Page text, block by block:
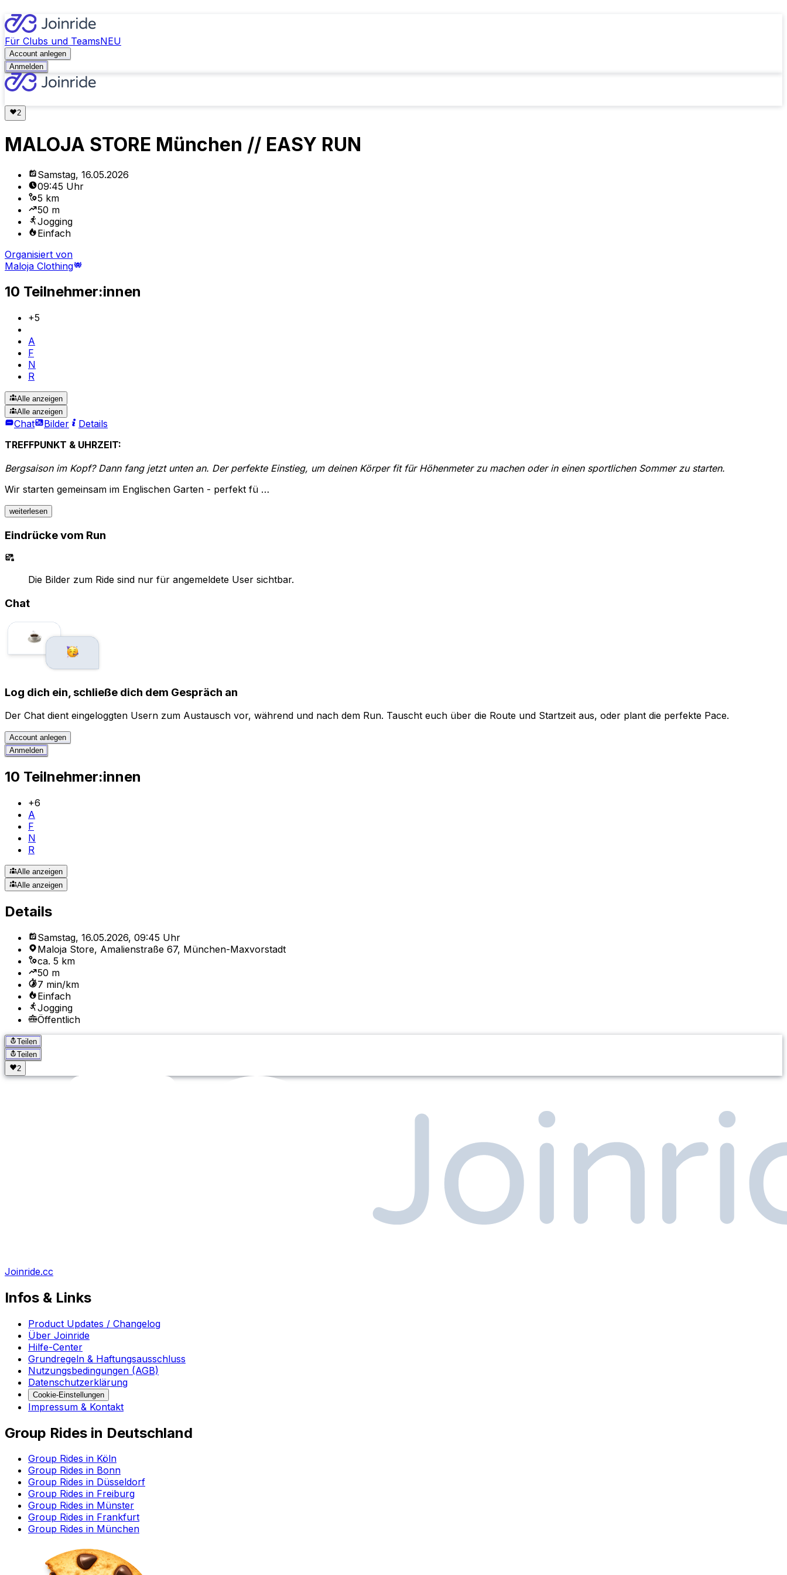
Für Clubs und TeamsNEU
Account anlegen
Anmelden
MALOJA STORE München // EASY RUN
Samstag, 16.05.2026
09:45 Uhr
5 km
50 m
Jogging
Einfach
Organisiert von
Maloja Clothing
10 Teilnehmer:innen
+5
A
F
N
R
Alle anzeigen
Alle anzeigen
Chat Bilder
Details
TREFFPUNKT & UHRZEIT:
Bergsaison im Kopf? Dann fang jetzt unten an. Der perfekte Einstieg, um deinen Körper fit für Höhenmeter zu machen oder in einen sportlichen Sommer zu starten.
Wir starten gemeinsam im Englischen Garten - perfekt fü …
weiterlesen
Eindrücke vom Run
Die Bilder zum Ride sind nur für angemeldete User sichtbar.
Chat
Log dich ein, schließe dich dem Gespräch an
Der Chat dient eingeloggten Usern zum Austausch vor, während und nach dem Run. Tauscht euch über die Route und Startzeit aus, oder plant die perfekte Pace.
Account anlegen
Anmelden
10 Teilnehmer:innen
+6
A
F
N
R
Alle anzeigen
Alle anzeigen
Details
Samstag, 16.05.2026, 09:45 Uhr
Maloja Store, Amalienstraße 67, München-Maxvorstadt
ca. 5 km
50 m
7 min/km
Einfach
Jogging
Öffentlich
Teilen
Teilen
Joinride.cc
Infos & Links
Product Updates / Changelog
Über Joinride
Hilfe-Center
Grundregeln & Haftungsausschluss
Nutzungsbedingungen (AGB)
Datenschutzerklärung
Cookie-Einstellungen
Impressum & Kontakt
Group Rides in Deutschland
Group Rides in Köln
Group Rides in Bonn
Group Rides in Düsseldorf
Group Rides in Freiburg
Group Rides in Münster
Group Rides in Frankfurt
Group Rides in München